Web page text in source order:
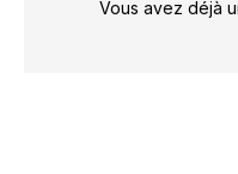
Vous avez déjà